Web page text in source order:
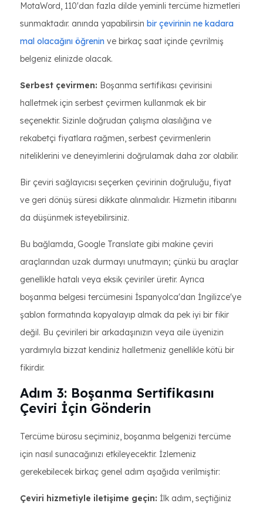
MotaWord, 110'dan fazla dilde yeminli tercüme hizmetleri
sunmaktadır. anında yapabilirsin bir çevirinin ne kadara
mal olacağını öğrenin ve birkaç saat içinde çevrilmiş
belgeniz elinizde olacak.
Serbest çevirmen: Boşanma sertifikası çevirisini
halletmek için serbest çevirmen kullanmak ek bir
seçenektir. Sizinle doğrudan çalışma olasılığına ve
rekabetçi fiyatlara rağmen, serbest çevirmenlerin
niteliklerini ve deneyimlerini doğrulamak daha zor olabilir.
Bir çeviri sağlayıcısı seçerken çevirinin doğruluğu, fiyat
ve geri dönüş süresi dikkate alınmalıdır. Hizmetin itibarını
da düşünmek isteyebilirsiniz.
Bu bağlamda, Google Translate gibi makine çeviri
araçlarından uzak durmayı unutmayın; çünkü bu araçlar
genellikle hatalı veya eksik çeviriler üretir. Ayrıca
boşanma belgesi tercümesini İspanyolca'dan İngilizce'ye
şablon formatında kopyalayıp almak da pek iyi bir fikir
değil. Bu çevirileri bir arkadaşınızın veya aile üyenizin
yardımıyla bizzat kendiniz halletmeniz genellikle kötü bir
fikirdir.
Adım 3: Boşanma Sertifikasını
Çeviri İçin Gönderin
Tercüme bürosu seçiminiz, boşanma belgenizi tercüme
için nasıl sunacağınızı etkileyecektir. İzlemeniz
gerekebilecek birkaç genel adım aşağıda verilmiştir:
Çeviri hizmetiyle iletişime geçin: İlk adım, seçtiğiniz